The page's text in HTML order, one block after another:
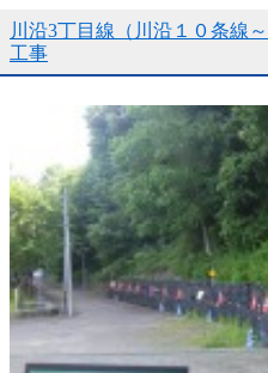
川沿3丁目線（川沿１０条線
工事